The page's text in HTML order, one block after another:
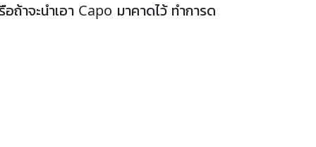
ถ้าจะนำเอา Capo มาคาดไว้ ทำการด